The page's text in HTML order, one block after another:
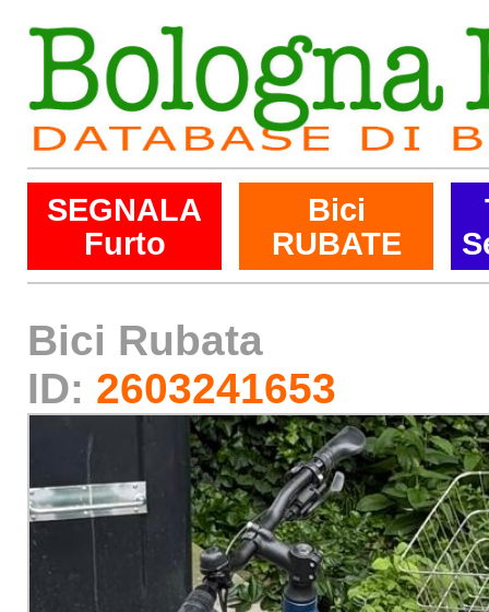
SEGNALA
Furto
Bici
RUBATE
Bici Rubata
ID: 2603241653